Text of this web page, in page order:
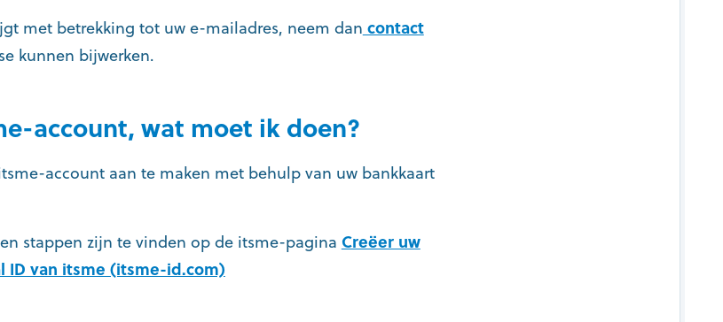
met betrekking tot uw e-mailadres, neem dan contact
kunnen bijwerken.
account, wat moet ik doen?
account aan te maken met behulp van uw bankkaart
stappen zijn te vinden op de itsme-pagina Creëer uw
ID van itsme (itsme-id.com)